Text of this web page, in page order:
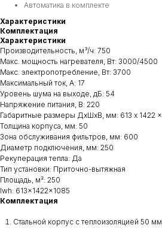
Автоматика в комплекте
Характеристики
Комплектация
Характеристики
Производительность, м³/ч: 750
Макс. мощность нагревателя, Вт: 3000/4500
Макc. электропотребление, Вт: 3700
Максимальный ток, А: 17
Уровень шума на выходе, дБ: 54
Напряжение питания, В: 220
Габаритные размеры ДxШxВ, мм: 613 x 1422
Толщина корпуса, мм: 50
Зона обслуживания фильтров, мм: 600
Диаметр подключения, мм: 250
Рекуперация тепла: Да
Тип установки: Приточно-вытяжная
Площадь, м²: 250
lwh: 613x1422x1085
Комплектация
Стальной корпус с теплоизоляцией 50 мм